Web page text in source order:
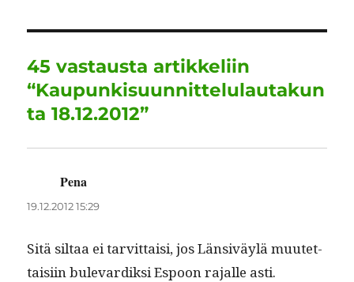
o
o
k
I
n
p
p
a
m
45 vastausta artikkeliin
“Kaupunkisuunnittelulautakun
ta 18.12.2012”
Pena
19.12.2012 15:29
Sitä sil­taa ei tarvit­taisi, jos Län­siväylä muutet­
taisi­in bule­vardik­si Espoon rajalle asti.